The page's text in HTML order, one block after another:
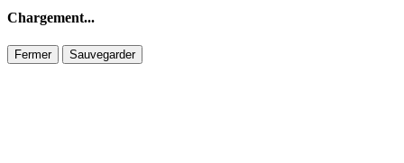
Chargement...
Fermer Sauvegarder